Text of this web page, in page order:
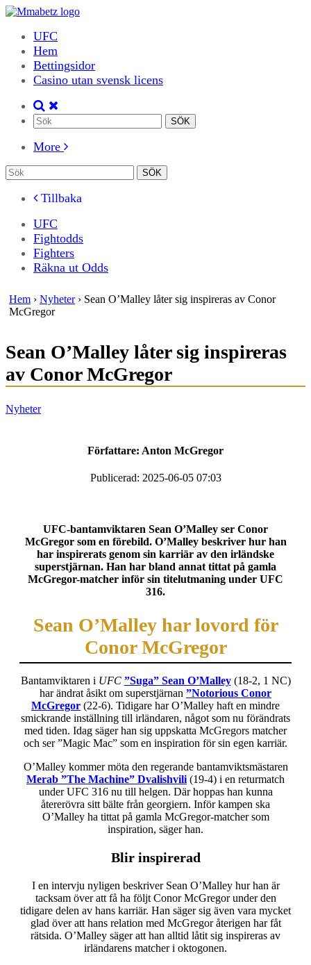
UFC
Hem
Bettingsidor
Casino utan svensk licens
More
Tillbaka
UFC
Fightodds
Fighters
Räkna ut Odds
Hem › Nyheter› Sean O’Malley låter sig inspireras av Conor
McGregor
Sean O’Malley låter sig inspireras
av Conor McGregor
Nyheter
Författare: Anton McGregor
Publicerad: 2025-06-05 07:03
UFC-bantamviktaren Sean O’Malley ser Conor
McGregor som en förebild. O’Malley beskriver hur han
har inspirerats genom sin karriär av den irländske
superstjärnan. Han har bland annat tittat på gamla
McGregor-matcher inför sin titelutmaning under UFC
316.
Sean O’Malley har lovord för
Conor McGregor
Bantamviktaren i UFC ”Suga” Sean O’Malley(18-2, 1 NC)
har ändrat åsikt om superstjärnan ”Notorious Conor
McGregor (22-6). Tidigare har O’Malley haft en mindre
smickrande inställning till irländaren, något som nu förändrats
med tiden. Idag säger han sig uppskatta McGregors matcher
och ser ”Magic Mac” som en inspiration för sin egen karriär.
O’Malley kommer möta den regerande bantamviktsmästaren
Merab ”The Machine” Dvalishvili (19-4) i en returmatch
under UFC 316 nu till helgen. Där hoppas han kunna
återerövra sitt bälte från georgiern. Inför kampen ska
O’Malley ha tittat på gamla McGregor-matcher som
inspiration, säger han.
Blir inspirerad
I en intervju nyligen beskriver Sean O’Malley hur han är
tacksam över att få ha följt Conor McGregor under den
tidigare delen av hans karriär. Han säger sig även vara mycket
glad över att hans relation med McGregor återigen har fåt
rätsida. O’Malley säger att han alltid låtit sig inspireras av
irländarens matcher i oktogonen.